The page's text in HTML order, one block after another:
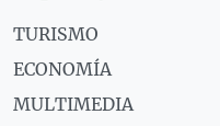
TURISMO
ECONOMÍA
MULTIMEDIA